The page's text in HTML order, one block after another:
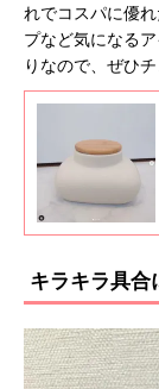
れでコスパに優
プなど気になる
りなので、ぜひ
キラキラ具合